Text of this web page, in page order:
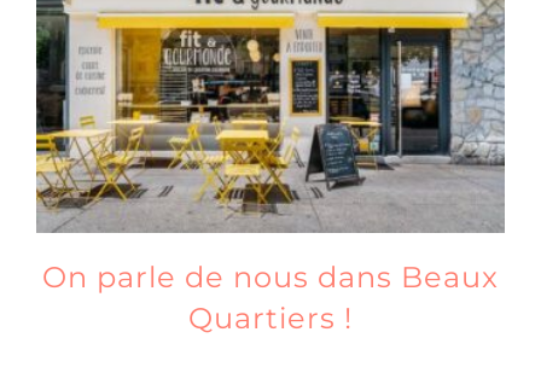
On parle de nous dans Beaux
Quartiers !